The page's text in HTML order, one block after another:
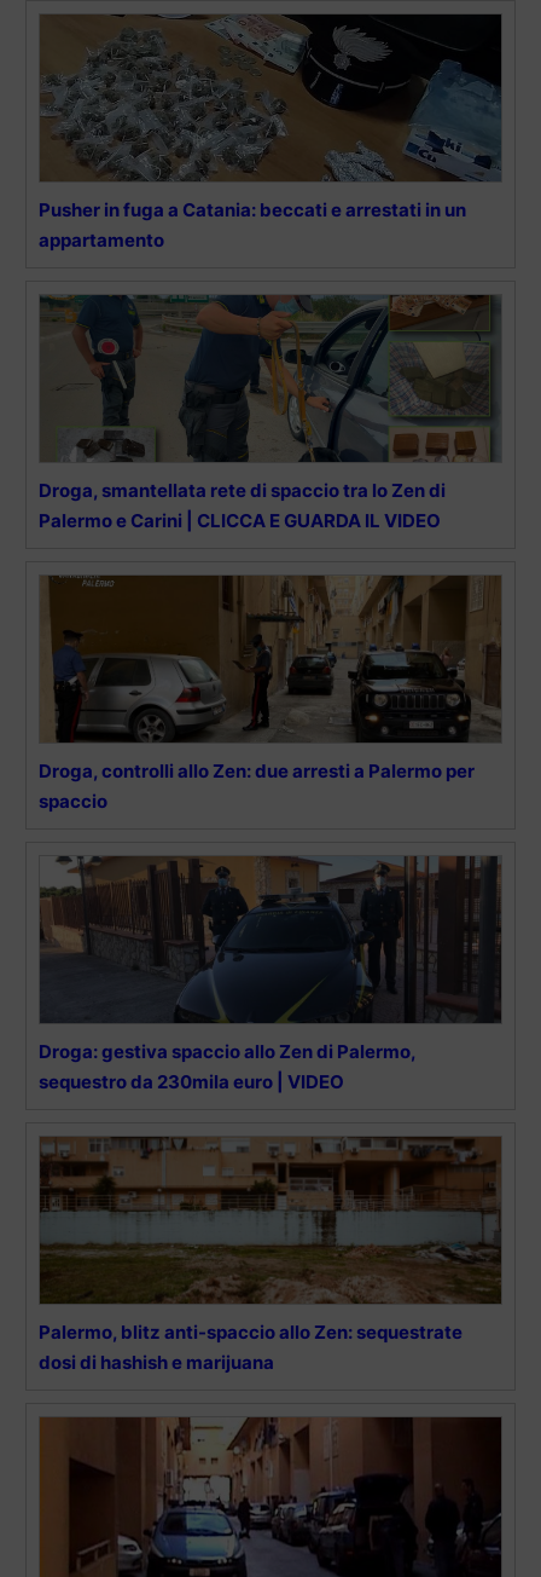
Pusher in fuga a Catania: beccati e arrestati in un
appartamento
Droga, smantellata rete di spaccio tra lo Zen di
Palermo e Carini | CLICCA E GUARDA IL VIDEO
Droga, controlli allo Zen: due arresti a Palermo per
spaccio
Droga: gestiva spaccio allo Zen di Palermo,
sequestro da 230mila euro | VIDEO
Palermo, blitz anti-spaccio allo Zen: sequestrate
dosi di hashish e marijuana